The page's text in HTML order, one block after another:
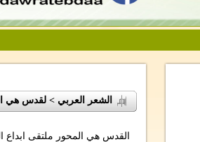
الشعر العربي > لقدس هي
القدس هي المحور ملتقى